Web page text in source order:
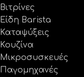
Βιτρίνες
Είδη Barista
Καταψύξεις
Κουζίνα
Μικροσυσκευές
Παγομηχανές